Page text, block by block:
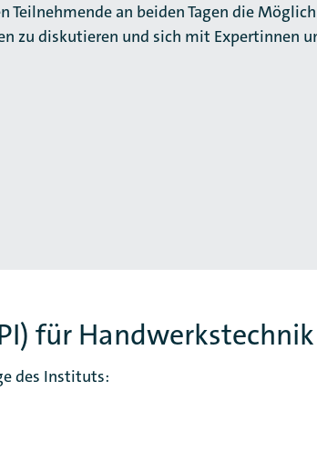
an beiden Tagen die
zu diskutieren und sich mit Expertinnen
für Handwerkstechnik
des Instituts: